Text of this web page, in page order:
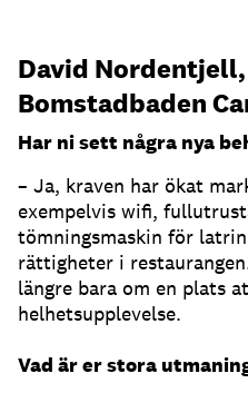
David
Bomstadbaden
Har ni sett några nya
– Ja, kraven har ökat
exempelvis wifi,
tömningsmaskin för
rättigheter i
längre bara om en plats
helhetsupplevelse.
Vad är er stora